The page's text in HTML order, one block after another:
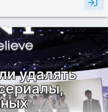
могут только компании,
лицензию
в поле или на даче
Однако после
оборудование может
на рынке представлены
сырья в сутки.
сети малых НПЗ,
под угрозой...
удалять